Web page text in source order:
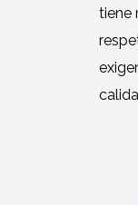
tiene